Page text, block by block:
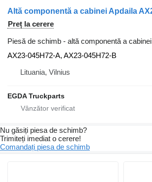
Preț la cerere
Piesă de schimb - altă componentă a cabinei
AX23-045H72-A, AX23-045H72-B
Lituania, Vilnius
EGDA Truckparts
Nu găsiți piesa de schimb?
Trimiteți imediat o cerere!
Comandați piesa de schimb